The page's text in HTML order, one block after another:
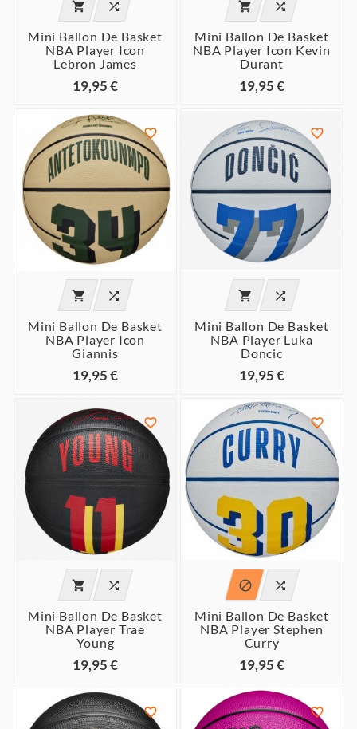
 
Mini Ballon De Basket
NBA Player Icon
Lebron James
19,95 €
 
Mini Ballon De Basket
NBA Player Icon Kevin
Durant
19,95 €

 
Mini Ballon De Basket
NBA Player Icon
Giannis
19,95 €

 
Mini Ballon De Basket
NBA Player Luka
Doncic
19,95 €

 
Mini Ballon De Basket
NBA Player Trae
Young
19,95 €

 
Mini Ballon De Basket
NBA Player Stephen
Curry
19,95 €
 